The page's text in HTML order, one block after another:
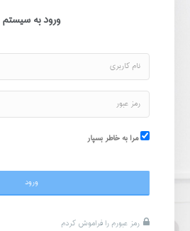
ورود به سیستم
مرا به خاطر بسپار
ورود
رمز عبورم را فراموش کردم